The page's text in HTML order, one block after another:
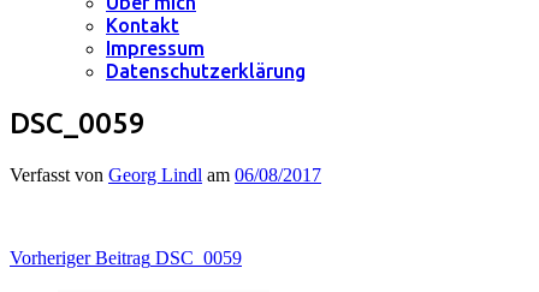
Kontakt
Impressum
Datenschutzerklärung
DSC_0059
Verfasst von Georg Lindl am 06/08/2017
Beitragsnavigation
Vorheriger Beitrag DSC_0059